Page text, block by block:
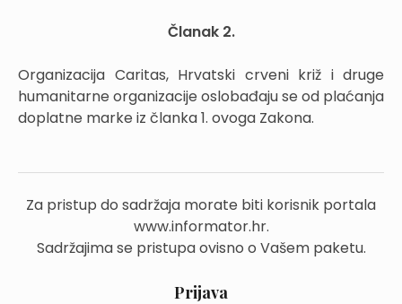
Članak 2.
Organizacija Caritas, Hrvatski crveni križ i druge
humanitarne organizacije oslobađaju se od plaćanja
doplatne marke iz članka 1. ovoga Zakona.
Za pristup do sadržaja morate biti korisnik portala
www.informator.hr.
Sadržajima se pristupa ovisno o Vašem paketu.
Prijava